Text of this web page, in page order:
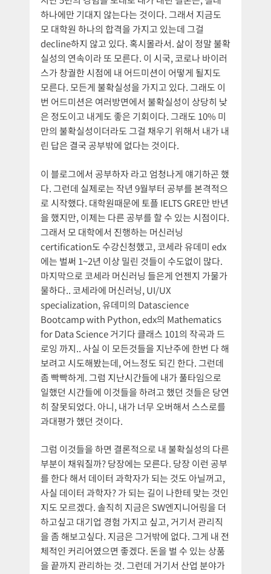
하나에만 기대지 않는다는 것이다. 그래서 지금도
모 대학원 하나의 합격을 가지고 있는데 그걸
decline하지 않고 있다. 혹시몰라서. 삶이 정말 불확
실성의 연속이라 또 모른다. 이 시국, 코로나 바이러
스가 창궐한 시점에 내 어드미션이 어떻게 될지도
모른다. 모든게 불확실성을 가지고 있다. 그래도 이
번 어드미션은 여러방면에서 불확실성이 상당히 낮
은 정도이고 내게도 좋은 기회이다. 그래도 10% 미
만의 불확실성이더라도 그걸 채우기 위해서 내가 내
린 답은 결국 공부밖에 없다는 것이다.
이 블로그에서 공부하자 라고 엄청나게 얘기하곤 했
다. 그런데 실제로는 작년 9월부터 공부를 본격적으
로 시작했다. 대학원때문에 토플 IELTS GRE만 반년
을 했지만, 이제는 다른 공부를 할 수 있는 시점이다.
그래서 모 대학에서 진행하는 머신러닝
certification도 수강신청했고, 코세라 유데미 edx
에는 벌써 1~2년 이상 밀린 것들이 수도없이 많다.
마지막으로 코세라 머신러닝 들은게 언젠지 가물가
물하다.. 코세라에 머신러닝, UI/UX
specialization, 유데미의 Datascience
Bootcamp with Python, edx의 Mathematics
for Data Science 거기다 클래스 101의 작곡과 드
로잉 까지.. 사실 이 모든것들을 지난주에 한번 다 해
보려고 시도해봤는데, 어느정도 되긴 한다. 그런데
좀 빡빡하게. 그럼 지난시간들에 내가 풀타임으로
일했던 시간들에 이것들을 하려고 했던 것들은 당연
히 잘못되었다. 아니, 내가 너무 오버해서 스스로를
과대평가 했던 것이다.
그럼 이것들을 하면 결론적으로 내 불확실성의 다른
부분이 채워질까? 당장에는 모른다. 당장 이런 공부
를 한다 해서 데이터 과학자가 되는 것도 아닐꺼고,
사실 데이터 과학자? 가 되는 길이 나한테 맞는 것인
지도 모르겠다. 솔직히 지금은 SW엔지니어링을 더
하고싶고 대기업 경험 가지고 싶고, 거기서 관리직
을 좀 해보고싶다. 지금은 그거밖에 없다. 그게 내 전
체적인 커리어였으면 좋겠다. 돈을 벌 수 있는 상품
을 끝까지 관리하는 것. 그런데 거기서 산업 분야가